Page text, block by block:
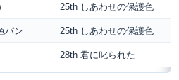
25th しあわせの保護色
パン 25th しあわせの保護色
28th 君に叱られた